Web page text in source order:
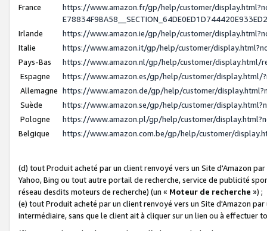
France
https://www.amazon.fr/gp/help/customer/
Irlande
https://www.amazon.ie/gp/help/customer/
Italie
https://www.amazon.it/gp/help/customer/
Pays-Bas
https://www.amazon.nl/gp/help/customer/display.html/
Espagne
https://www.amazon.es/gp/help/customer/display.html/
Allemagne https://www.amazon.de/gp/help/customer/
Suède
https://www.amazon.se/gp/help/customer/
Pologne
https://www.amazon.pl/gp/help/customer/
Belgique
https://www.amazon.com.be/gp/help/customer/
(d) tout Produit acheté par un client renvoyé vers un Site d'Amazon
Yahoo, Bing ou tout autre portail de recherche, service de publicité
réseau desdits moteurs de recherche) (un « Moteur de recherche ») ;
(e) tout Produit acheté par un client renvoyé vers un Site d'Amazon
intermédiaire, sans que le client ait à cliquer sur un lien ou à